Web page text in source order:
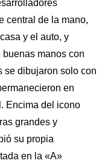
central de la mano,
y el auto, y
manos con
se dibujaron solo con
en
Encima del icono
grandes y
su propia
en la «A»